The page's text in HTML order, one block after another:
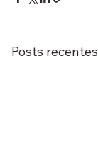
Posts recentes